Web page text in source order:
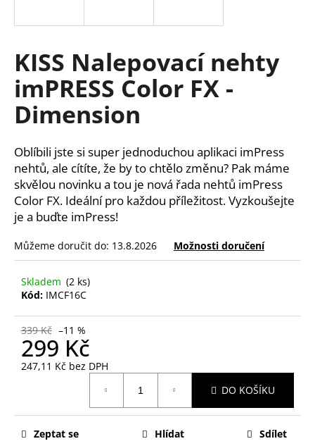
KISS Nalepovací nehty
imPRESS Color FX -
Dimension
Oblíbili jste si super jednoduchou aplikaci imPress
nehtů, ale cítíte, že by to chtělo změnu? Pak máme
skvělou novinku a tou je nová řada nehtů imPress
Color FX. Ideální pro každou příležitost. Vyzkoušejte
je a buďte imPress!
Můžeme doručit do: 13.8.2026 Možnosti doručení
Skladem (2 ks)
Kód: IMCF16C
339 Kč –11 %
299 Kč
247,11 Kč bez DPH
DO KOŠÍKU
Zeptat se Hlídat Sdílet
í
t
?
HLEDAT
D
o
p
u
č
u
e
HOUBIČKA